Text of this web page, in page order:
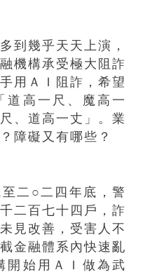
到幾乎天天上演，
機構承受極大阻詐
用ＡＩ阻詐，希望
道高一尺、魔高一
、道高一丈」。業
障礙又有哪些？
二○二四年底，警
二百七十四戶，詐
見改善，受害人不
金融體系內快速亂
開始用ＡＩ做為武